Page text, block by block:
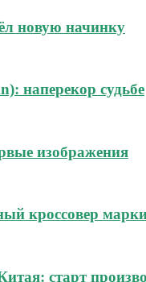
новую начинку
наперекор судьбе
изображения
кроссовер
старт